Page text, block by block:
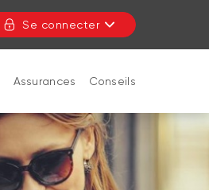
Se connecter
Assurances Conseils
FERMER